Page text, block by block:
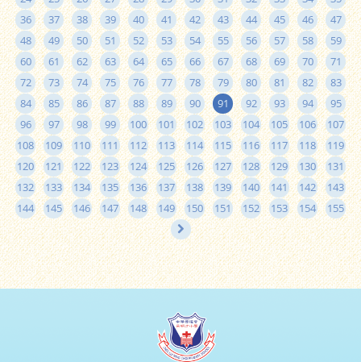
36
37 38 39 40 41 42 43 44 45 46
47
48
49 50 51 52 53 54 55 56 57 58
59
60
61 62 63 64 65 66 67 68 69 70
71
72
73 74 75 76 77 78 79 80 81 82
83
84
85 86 87 88 89 90 91 92 93 94
95
96
97 98 99 100 101 102 103 104 105 106
107
108
109 110 111 112 113 114 115 116 117 118
119
120
121 122 123 124 125 126 127 128 129 130
131
132
133 134 135 136 137 138 139 140 141 142
143
144
145 146 147 148 149 150 151 152 153 154 155